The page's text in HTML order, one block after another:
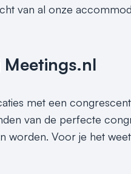
van al onze
met een
van de perfecte
worden. Voor je het